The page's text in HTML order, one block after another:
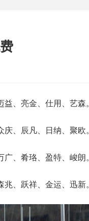
、亮金、仕用、艺森。
、辰凡、日纳、聚欧。
、肴珞、盈特、峻朗。
、跃祥、金运、迅新。